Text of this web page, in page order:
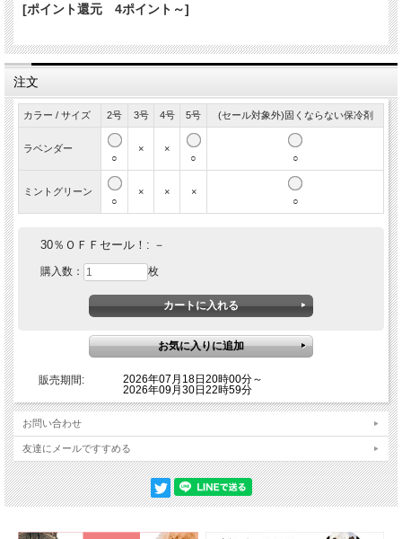
[ポイント還元 4ポイント～]
注文
カラー / サイズ 2号 3号 4号 5号 (セール対象外)固くならない保冷剤
ラベンダー
○
×
×
○
○
ミントグリーン
○
× ×
×
○
30％ＯＦＦセール！: －
購入数： 枚
販売期間:
2026年07月18日20時00分～
2026年09月30日22時59分
お問い合わせ
友達にメールですすめる